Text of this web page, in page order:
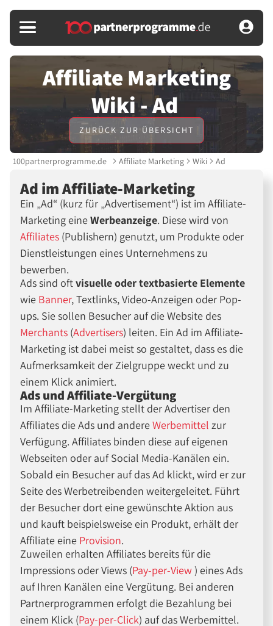
Affiliate Marketing
Wiki - Ad
ZURÜCK ZUR ÜBERSICHT
100partnerprogramme.de Affiliate Marketing Wiki Ad
Ad im Affiliate-Marketing
Ein Ad (kurz für Advertisement ) ist im Affiliate-
Marketing eineWerbeanzeige. Diese wird von
Affiliates (Publishern) genutzt, um Produkte oder
Dienstleistungen eines Unternehmens zu
bewerben.
Ads sind oftvisuelle oder textbasierte Elemente
wie Banner, Textlinks, Video-Anzeigen oder Pop-
ups. Sie sollen Besucher auf die Website des
Merchants (Advertisers) leiten. Ein Ad im Affiliate-
Marketing ist dabei meist so gestaltet, dass es die
Aufmerksamkeit der Zielgruppe weckt und zu
einem Klick animiert.
Ads und Affiliate-Vergütung
Im Affiliate-Marketing stellt der Advertiser den
Affiliates die Ads und andereWerbemittel zur
Verfügung. Affiliates binden diese auf eigenen
Webseiten oder auf Social Media-Kanälen ein.
Sobald ein Besucher auf das Ad klickt, wird er zur
Seite des Werbetreibenden weitergeleitet. Führt
der Besucher dort eine gewünschte Aktion aus
und kauft beispielsweise ein Produkt, erhält der
Affiliate eine Provision.
Zuweilen erhalten Affiliates bereits für die
Impressions oder Views (Pay-per-View) eines Ads
auf Ihren Kanälen eine Vergütung. Bei anderen
Partnerprogrammen erfolgt die Bezahlung bei
einem Klick (Pay-per-Click) auf das Werbemittel.